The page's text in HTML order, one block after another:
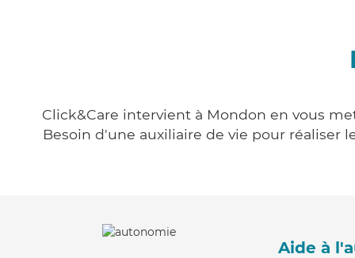
Click&Care intervient à Mondon en vous
Besoin d'une auxiliaire de vie pour réaliser
Aide à